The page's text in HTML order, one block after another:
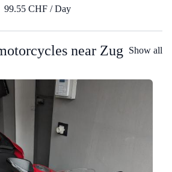
99.55 CHF / Day
near Zug Show all